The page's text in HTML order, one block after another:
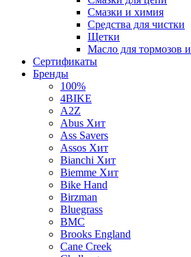
Смазки и химия
Средства для чистки
Щетки
Масло для тормозов
Сертификаты
Бренды
100%
4BIKE
A2Z
Abus Хит
Ass Savers
Assos Хит
Bianchi Хит
Biemme Хит
Bike Hand
Birzman
Bluegrass
BMC
Brooks England
Cane Creek